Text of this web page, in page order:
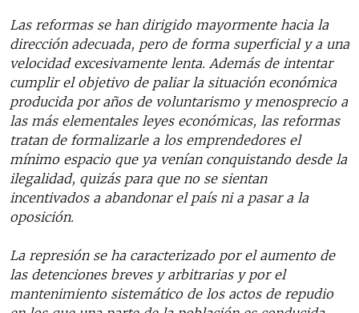
Las reformas se han dirigido mayormente hacia la
dirección adecuada, pero de forma superficial y a una
velocidad excesivamente lenta. Además de intentar
cumplir el objetivo de paliar la situación económica
producida por años de voluntarismo y menosprecio a
las más elementales leyes económicas, las reformas
tratan de formalizarle a los emprendedores el
mínimo espacio que ya venían conquistando desde la
ilegalidad, quizás para que no se sientan
incentivados a abandonar el país ni a pasar a la
oposición.
La represión se ha caracterizado por el aumento de
las detenciones breves y arbitrarias y por el
mantenimiento sistemático de los actos de repudio